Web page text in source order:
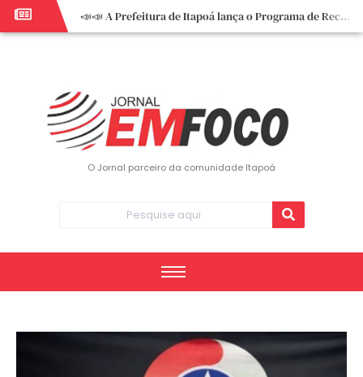
📣📣 A Prefeitura de Itapoá lança o Programa de Recuperação Fiscal (REFIS).
📢 Empreendedor do turismo, esta oportunidade é para você! Itapoá – SC.
O Jornal parceiro da comunidade Itapoá